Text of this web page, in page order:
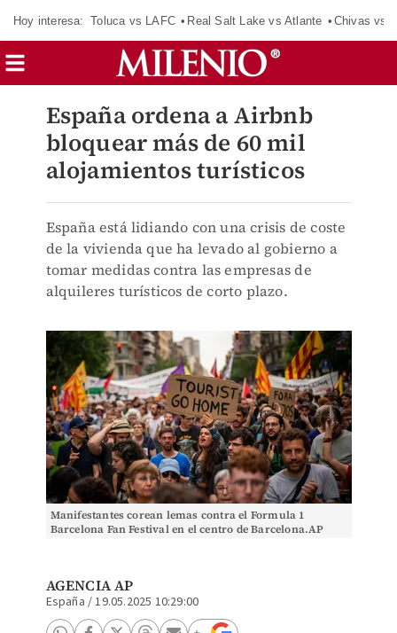
Hoy interesa: Toluca vs LAFC Real Salt Lake vs Atlante Chivas vs
España ordena a Airbnb
bloquear más de 60 mil
alojamientos turísticos
España está lidiando con una crisis de coste
de la vivienda que ha levado al gobierno a
tomar medidas contra las empresas de
alquileres turísticos de corto plazo.
Manifestantes corean lemas contra el Formula 1
Barcelona Fan Festival en el centro de Barcelona.AP
AGENCIA AP
España /19.05.2025 10:29:00